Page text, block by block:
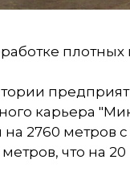
плотных
карьера
2760 метров с
метров, что на